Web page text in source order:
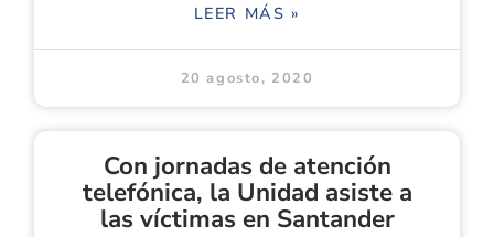
LEER MÁS »
20 agosto, 2020
Con jornadas de atención
telefónica, la Unidad asiste a
las víctimas en Santander